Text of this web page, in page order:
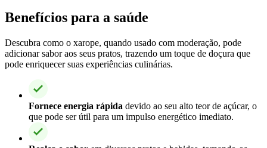
Benefícios para a saúde
Descubra como o xarope, quando usado com moderação, pode
adicionar sabor aos seus pratos, trazendo um toque de doçura que
pode enriquecer suas experiências culinárias.
Fornece energia rápida devido ao seu alto teor de açúcar, o
que pode ser útil para um impulso energético imediato.